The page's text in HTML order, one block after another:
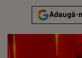
Adaugă-